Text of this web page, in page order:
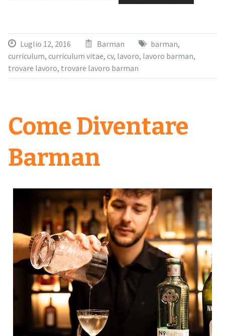
Luglio 12, 2016 Barman barman,
curriculum, curriculum vitae, cv, lavoro, lavoro barman,
trovare lavoro, trovare lavoro barman
Come Diventare
Barman